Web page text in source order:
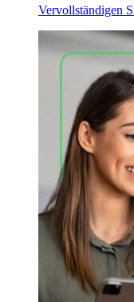
Vervollständigen